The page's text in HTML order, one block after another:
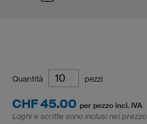
Quantità pezzi
CHF 45.00 per pezzo incl. IVA
Loghi e scritte sono inclusi nel prezzo